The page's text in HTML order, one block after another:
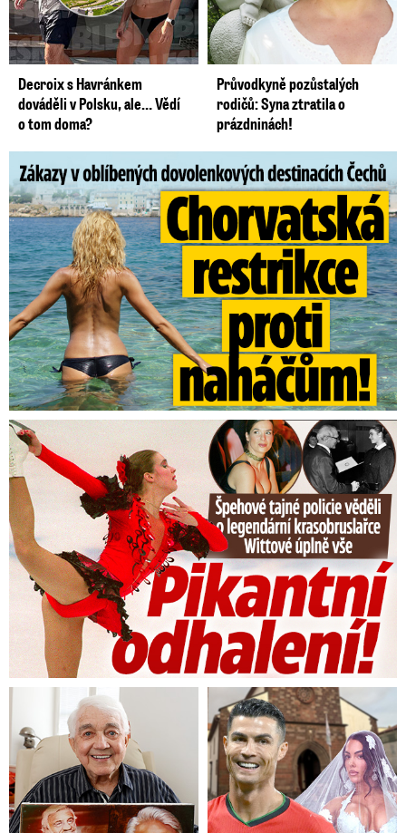
Decroix s Havránkem
dováděli v Polsku, ale… Vědí
o tom doma?
Průvodkyně pozůstalých
rodičů: Syna ztratila o
prázdninách!
Zákazy v dovolenkových rájích: Restrikce proti naháčům!
Tajná policie špehovala krasobruslařku Wittovou: Pikantní ...